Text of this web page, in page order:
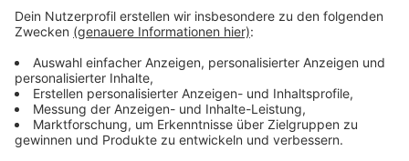
Anzeige
Die Staatsanwaltschaft hatte in ihren Plädoyers
Haftstrafen zwischen 14 und 10 Jahren für die
angeklagten Männer aus Münster, Hannover (36),
Schorfheide in Brandenburg (43) und dem hessischen